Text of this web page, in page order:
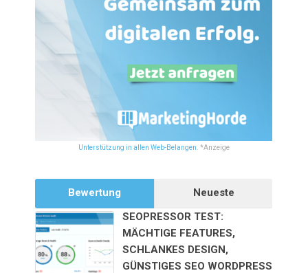
Unterstützung in allen Web-Belangen. *Anzeige
Bewertung
Neueste
SEOPRESSOR TEST:
MÄCHTIGE FEATURES,
SCHLANKES DESIGN,
GÜNSTIGES SEO WORDPRESS